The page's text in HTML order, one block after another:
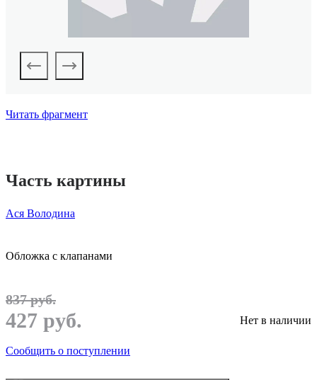
Читать фрагмент
Часть картины
Ася Володина
Обложка с клапанами
837 руб.
427 руб. Нет в наличии
Сообщить о поступлении